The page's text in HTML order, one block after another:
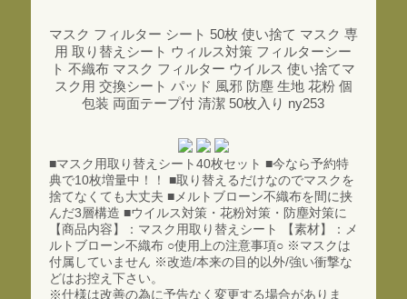
マスク フィルター シート 50枚 使い捨て マスク 専
用 取り替えシート ウィルス対策 フィルターシー
ト 不織布 マスク フィルター ウイルス 使い捨てマ
スク用 交換シート パッド 風邪 防塵 生地 花粉 個
包装 両面テープ付 清潔 50枚入り ny253
■マスク用取り替えシート40枚セット ■今なら予約特
典で10枚増量中！！ ■取り替えるだけなのでマスクを
捨てなくても大丈夫 ■メルトブローン不織布を間に挟
んだ3層構造 ■ウイルス対策・花粉対策・防塵対策に
【商品内容】：マスク用取り替えシート 【素材】：メ
ルトブローン不織布 ○使用上の注意事項○ ※マスクは
付属していません ※改造/本来の目的以外/強い衝撃な
どはお控え下さい。
※仕様は改善の為に予告なく変更する場合がありま